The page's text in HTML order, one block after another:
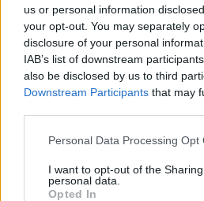
us or personal information
your opt-out. You may separately
disclosure of your personal
IAB’s list of downstream
also be disclosed by us to third
Downstream Participants that may
Personal Data Processing Opt
I want to opt-out of the
personal data.
Opted In